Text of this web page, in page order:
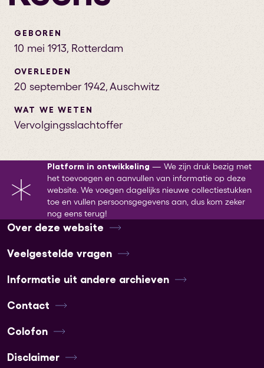
GEBOREN
10 mei 1913, Rotterdam
OVERLEDEN
20 september 1942, Auschwitz
WAT WE WETEN
Vervolgingsslachtoffer
Platform in ontwikkeling — We zijn druk bezig met
het toevoegen en aanvullen van informatie op deze
website. We voegen dagelijks nieuwe collectiestukken
toe en vullen persoonsgegevens aan, dus kom zeker
nog eens terug!
Over deze website
Veelgestelde vragen
Informatie uit andere archieven
Contact
Colofon
Disclaimer